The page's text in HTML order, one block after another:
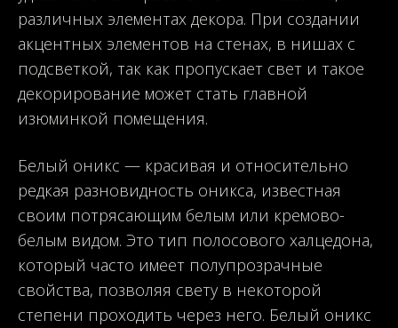
различных элементах декора. При создании
акцентных элементов на стенах, в нишах с
подсветкой, так как пропускает свет и такое
декорирование может стать главной
изюминкой помещения.
Белый оникс — красивая и относительно
редкая разновидность оникса, известная
своим потрясающим белым или кремово-
белым видом. Это тип полосового халцедона,
который часто имеет полупрозрачные
свойства, позволяя свету в некоторой
степени проходить через него. Белый оникс